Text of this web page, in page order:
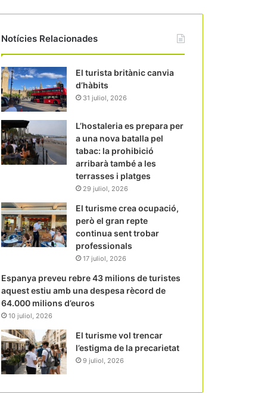
Notícies Relacionades
El turista britànic canvia
d’hàbits
31 juliol, 2026
L’hostaleria es prepara per
a una nova batalla pel
tabac: la prohibició
arribarà també a les
terrasses i platges
29 juliol, 2026
El turisme crea ocupació,
però el gran repte
continua sent trobar
professionals
17 juliol, 2026
Espanya preveu rebre 43 milions de turistes
aquest estiu amb una despesa rècord de
64.000 milions d’euros
10 juliol, 2026
El turisme vol trencar
l’estigma de la precarietat
9 juliol, 2026